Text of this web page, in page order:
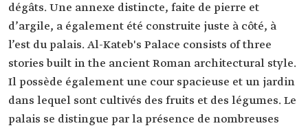
dégâts. Une annexe distincte, faite de pierre et
d’argile, a également été construite juste à côté, à
l’est du palais. Al-Kateb's Palace consists of three
stories built in the ancient Roman architectural style.
Il possède également une cour spacieuse et un jardin
dans lequel sont cultivés des fruits et des légumes. Le
palais se distingue par la présence de nombreuses